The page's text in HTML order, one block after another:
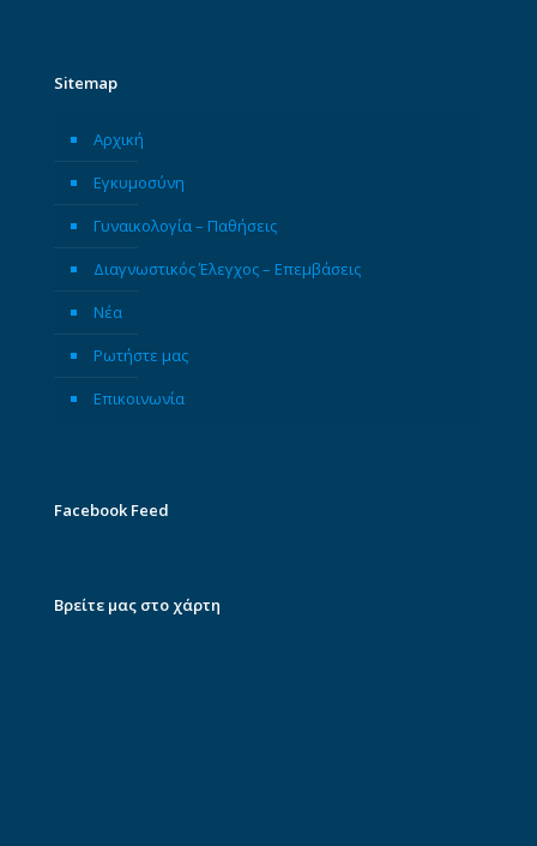
Sitemap
Αρχική
Εγκυμοσύνη
Γυναικολογία – Παθήσεις
Διαγνωστικός Έλεγχος – Επεμβάσεις
Νέα
Ρωτήστε μας
Επικοινωνία
Facebook Feed
Βρείτε μας στο χάρτη